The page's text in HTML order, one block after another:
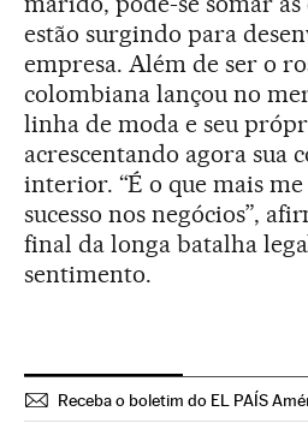
estão surgindo para
empresa. Além de ser o
colombiana lançou no
linha de moda e seu
acrescentando agora sua
interior. “É o que mais
sucesso nos negócios”,
final da longa batalha
sentimento.
Receba o boletim do EL PAÍS